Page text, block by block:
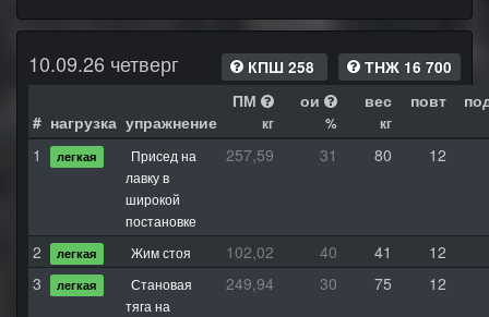
10.09.26 четверг КПШ 258 ТНЖ 16 700
# нагрузка упражнение
ПМ
кг
ои
%
вес
кг
повт
1 легкая
Присед на
лавку в
широкой
постановке
257,59 31 80 12
2 легкая Жим стоя 102,02 40 41
12
3
легкая
Становая
тяга на
249,94 30 75 12